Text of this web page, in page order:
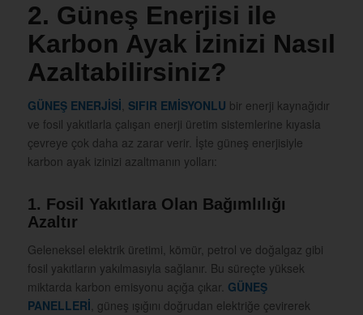
2. Güneş Enerjisi ile
Karbon Ayak İzinizi Nasıl
Azaltabilirsiniz?
GÜNEŞ ENERJİSİ, SIFIR EMİSYONLU bir enerji kaynağıdır
ve fosil yakıtlarla çalışan enerji üretim sistemlerine kıyasla
çevreye çok daha az zarar verir. İşte güneş enerjisiyle
karbon ayak izinizi azaltmanın yolları:
1. Fosil Yakıtlara Olan Bağımlılığı
Azaltır
Geleneksel elektrik üretimi, kömür, petrol ve doğalgaz gibi
fosil yakıtların yakılmasıyla sağlanır. Bu süreçte yüksek
miktarda karbon emisyonu açığa çıkar. GÜNEŞ
PANELLERİ, güneş ışığını doğrudan elektriğe çevirerek